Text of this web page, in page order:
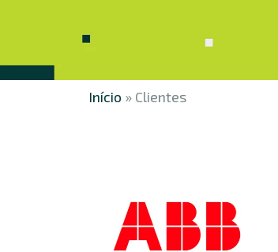
Início » Clientes